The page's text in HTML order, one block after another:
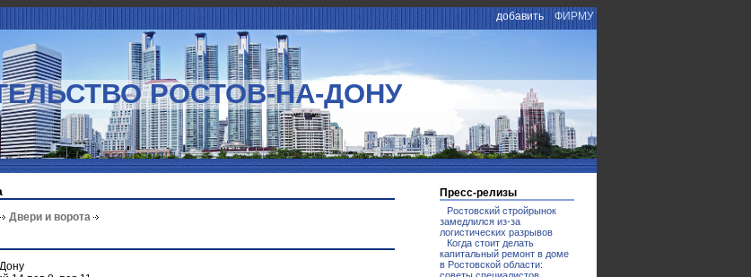
добавить ФИРМУ
РОСТОВ-НА-ДОНУ
Двери и ворота
Пресс-релизы
Ростовский стройрынок
замедлился из-за
логистических разрывов
Когда стоит делать
капитальный ремонт в доме
в Ростовской области: